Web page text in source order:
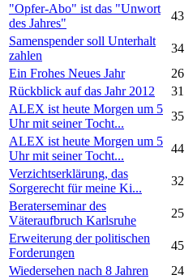
"Opfer-Abo" ist das "Unwort
des Jahres"
43
Samenspender soll Unterhalt
zahlen
34
Ein Frohes Neues Jahr
26
Rückblick auf das Jahr 2012
31
ALEX ist heute Morgen um 5
Uhr mit seiner Tocht...
35
ALEX ist heute Morgen um 5
Uhr mit seiner Tocht...
44
Verzichtserklärung, das
Sorgerecht für meine Ki...
32
Beraterseminar des
Väteraufbruch Karlsruhe
25
Erweiterung der politischen
Forderungen
45
Wiedersehen nach 8 Jahren
24